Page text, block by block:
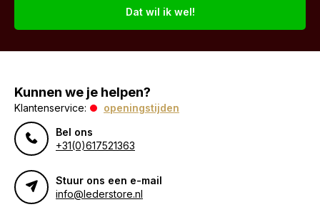
Dat wil ik wel!
Kunnen we je helpen?
Klantenservice:
openingstijden
Bel ons
+31(0)617521363
Stuur ons een e-mail
info@lederstore.nl